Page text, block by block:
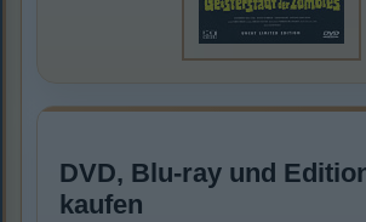
DVD, Blu-ray und
kaufen